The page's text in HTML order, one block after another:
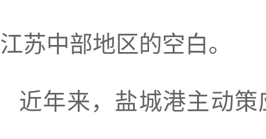
江苏中部地区的空白。
近年来，盐城港主动